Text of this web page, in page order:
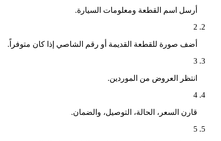
أرسل اسم القطعة ومعلومات السيارة.
2
أضف صورة للقطعة القديمة أو رقم الشاصي إذا كان متوفراً.
3
انتظر العروض من الموردين.
4
قارن السعر، الحالة، التوصيل، والضمان.
5